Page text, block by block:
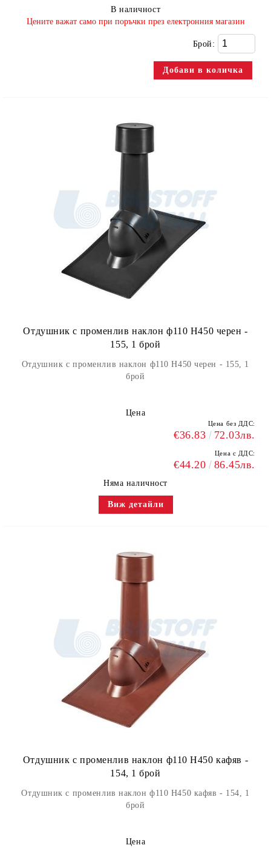
В наличност
​Цените важат само при поръчки през електронния магазин
Брой:
Отдушник с променлив наклон ф110 H450 черен -
155, 1 брой
Отдушник с променлив наклон ф110 H450 черен - 155, 1
брой
Цена
Цена без ДДС:
€36.83 72.03лв.
Цена с ДДС:
€44.20 86.45лв.
Няма наличност
Виж детайли
Отдушник с променлив наклон ф110 H450 кафяв -
154, 1 брой
Отдушник с променлив наклон ф110 H450 кафяв - 154, 1
брой
Цена